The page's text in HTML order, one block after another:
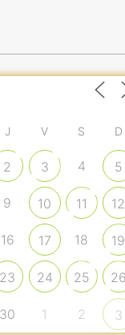
J V S D
2 3 4 5
9 10 11 12
16 17 18 19
23 24 25 26
30 1 2 3